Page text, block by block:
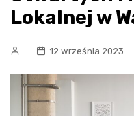
Lokalnej w
12 września 2023